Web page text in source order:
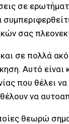
σε
σας
σε πολλά
Αυτό είναι
που θέλει
να
θεωρώ